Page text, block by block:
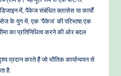
में, पैकेज संबंधित क्लासेस या कार्यों
के युग में, एक ‘पैकेज’ की परिभाषा एक
का प्रतिनिधित्व करने की ओर बदल
प्रदान करते हैं जो भौतिक कार्यान्वयन से
है: